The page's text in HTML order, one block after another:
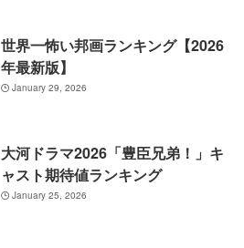
世界一怖い邦画ランキング【2026
年最新版】
January 29, 2026
大河ドラマ2026「豊臣兄弟！」キ
ャスト期待値ランキング
January 25, 2026